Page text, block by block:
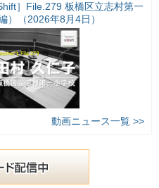
］File.279 板橋区立志村第一
）（2026年8月4日）
動画ニュース一覧 >>